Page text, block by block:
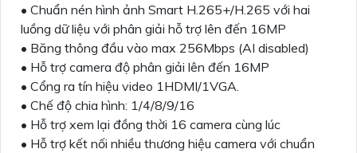
• Chuẩn nén hình ảnh Smart H.265+/H.265 với hai
luồng dữ liệu với phân giải hỗ trợ lên đến 16MP
• Băng thông đầu vào max 256Mbps (AI disabled)
• Hỗ trợ camera độ phân giải lên đến 16MP
• Cổng ra tín hiệu video 1HDMI/1VGA.
• Chế độ chia hình: 1/4/8/9/16
• Hỗ trợ xem lại đồng thời 16 camera cùng lúc
• Hỗ trợ kết nối nhiều thương hiệu camera với chuẩn